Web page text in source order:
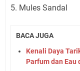
5. Mules Sandal
BACA JUGA
Kenali Daya
Parfum dan Eau